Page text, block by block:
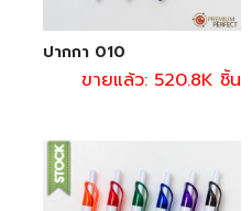
ปากกา 010
ขายแล้ว: 520.8K ชิ้น